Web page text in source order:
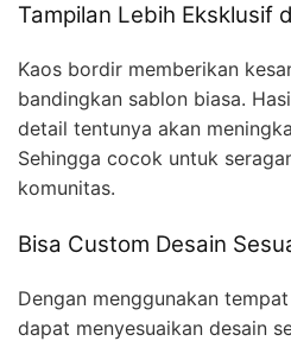
Tampilan Lebih Eksklusif
Kaos bordir memberikan
bandingkan sablon biasa.
detail tentunya akan
Sehingga cocok untuk
komunitas.
Bisa Custom Desain
Dengan menggunakan
dapat menyesuaikan desain